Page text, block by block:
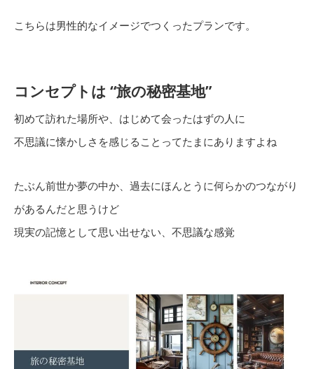
こちらは男性的なイメージでつくったプランです。
コンセプトは “旅の秘密基地”
初めて訪れた場所や、はじめて会ったはずの人に
不思議に懐かしさを感じることってたまにありますよね
たぶん前世か夢の中か、過去にほんとうに何らかのつながり
があるんだと思うけど
現実の記憶として思い出せない、不思議な感覚